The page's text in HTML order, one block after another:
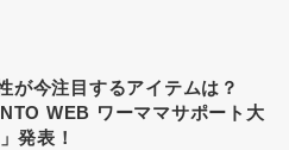
が今注目するアイテムは？
WEB ワーママサポート大
発表！